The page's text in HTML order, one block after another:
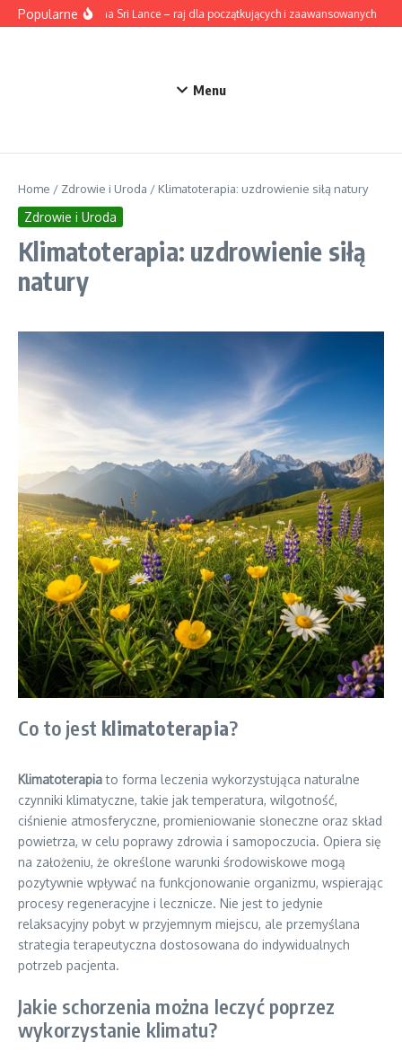
Przejdź do treści
PopularneSurfing na Sri Lance – raj dla początkujących i zaawansowanych
Menu
Home / Zdrowie i Uroda / Klimatoterapia: uzdrowienie siłą natury
Zdrowie i Uroda
Klimatoterapia: uzdrowienie siłą
natury
Co to jest klimatoterapia?
Klimatoterapiato forma leczenia wykorzystująca naturalne
czynniki klimatyczne, takie jak temperatura, wilgotność,
ciśnienie atmosferyczne, promieniowanie słoneczne oraz skład
powietrza, w celu poprawy zdrowia i samopoczucia. Opiera się
na założeniu, że określone warunki środowiskowe mogą
pozytywnie wpływać na funkcjonowanie organizmu, wspierając
procesy regeneracyjne i lecznicze. Nie jest to jedynie
relaksacyjny pobyt w przyjemnym miejscu, ale przemyślana
strategia terapeutyczna dostosowana do indywidualnych
potrzeb pacjenta.
Jakie schorzenia można leczyć poprzez
wykorzystanie klimatu?